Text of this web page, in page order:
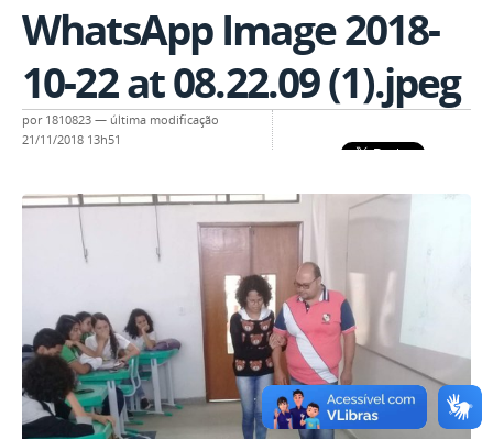
WhatsApp Image 2018-
10-22 at 08.22.09 (1).jpeg
por 1810823 — última modificação
21/11/2018 13h51